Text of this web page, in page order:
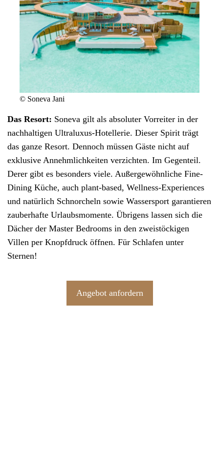
© Soneva Jani
Das Resort: Soneva gilt als absoluter Vorreiter in der
nachhaltigen Ultraluxus-Hotellerie. Dieser Spirit trägt
das ganze Resort. Dennoch müssen Gäste nicht auf
exklusive Annehmlichkeiten verzichten. Im Gegenteil.
Derer gibt es besonders viele. Außergewöhnliche Fine-
Dining Küche, auch plant-based, Wellness-Experiences
und natürlich Schnorcheln sowie Wassersport garantieren
zauberhafte Urlaubsmomente. Übrigens lassen sich die
Dächer der Master Bedrooms in den zweistöckigen
Villen per Knopfdruck öffnen. Für Schlafen unter
Sternen!
Angebot anfordern